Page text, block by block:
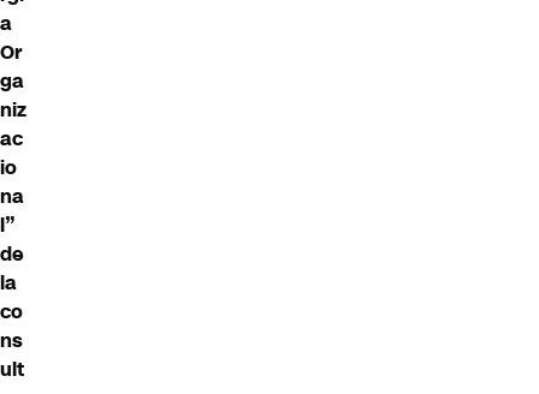
a
Or
ga
niz
ac
io
na
l”
de
la
co
ns
ult